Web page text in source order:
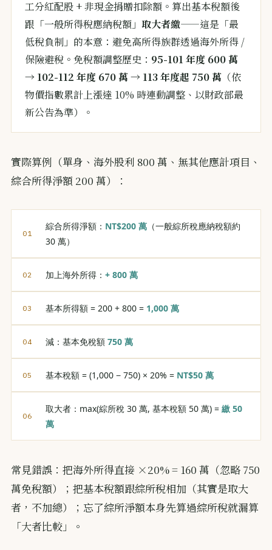
工分紅配股 + 非現金捐贈扣除額。算出基本稅額後
跟「一般所得稅應納稅額」 取大者繳——這是「最
低稅負制」的本意：避免高所得族群透過海外所得 /
保險避稅。免稅額調整歷史： 95-101 年度 600 萬
→ 102-112 年度 670 萬 → 113 年度起 750 萬 （依
物價指數累計上漲達 10% 時連動調整、以財政部最
新公告為準）。
實際算例（單身、海外股利 800 萬、無其他應計項目、
綜合所得淨額 200 萬）：
綜合所得淨額： NT$200 萬 （一般綜所稅應納稅額約
30 萬）
加上海外所得： + 800 萬
基本所得額 = 200 + 800 = 1,000 萬
減：基本免稅額 750 萬
基本稅額 = (1,000 − 750) × 20% = NT$50 萬
取大者：max(綜所稅 30 萬, 基本稅額 50 萬) = 繳 50
萬
常見錯誤：把海外所得直接 ×20% = 160 萬（忽略 750
萬免稅額）；把基本稅額跟綜所稅相加（其實是取大
者，不加總）；忘了綜所淨額本身先算過綜所稅就漏算
「大者比較」。